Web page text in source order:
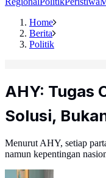
Home
Berita
Politik
AHY: Tugas
Solusi,
Menurut AHY, setiap
namun kepentingan